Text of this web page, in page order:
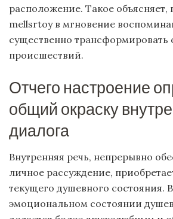
расположение. Такое объясняет,
mellsrtoy в мгновение
существенно
происшествий.
Отчего настроение
общий окраску
диалога
Внутренняя речь, непрерывно
личное рассуждение,
текущего душевного состояния.
эмоциональном состоянии